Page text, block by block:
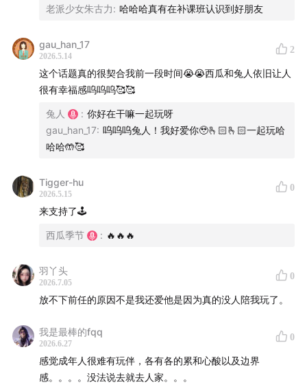
35:40 一致同意合格的玩伴首先得低级趣味相投
朋友可以是电子的，但玩伴必须是本地的
我一直以为好的友谊是分摊痛苦，但共享快乐也非常
主播：西瓜、兔人
制作：左右
-
BGM：
Hannah Stater - A Moment Apart
Oaty.,Bequem - Roof Terrace
老派少女朱古力: 哈哈哈真有在补课班认识到好朋友
gau_han_17
2026.5.14
2
这个话题真的很契合我前一段时间😭😭西瓜和兔人依旧让人
很有幸福感呜呜呜🥰🥰
兔人 : 你好在干嘛一起玩呀
gau_han_17: 呜呜呜兔人！我好爱你🥹🫰🏻🫰🏻一起玩哈
哈哈🤲🥰
Tigger-hu
2026.5.15
0
来支持了🕹️
西瓜季节 : 🔥🔥🔥
羽丫头
2026.7.05
0
放不下前任的原因不是我还爱他是因为真的没人陪我玩了。
我是最棒的fqq
2026.6.27
0
感觉成年人很难有玩伴，各有各的累和心酸以及边界
感。。。。没法说去就去人家。。。